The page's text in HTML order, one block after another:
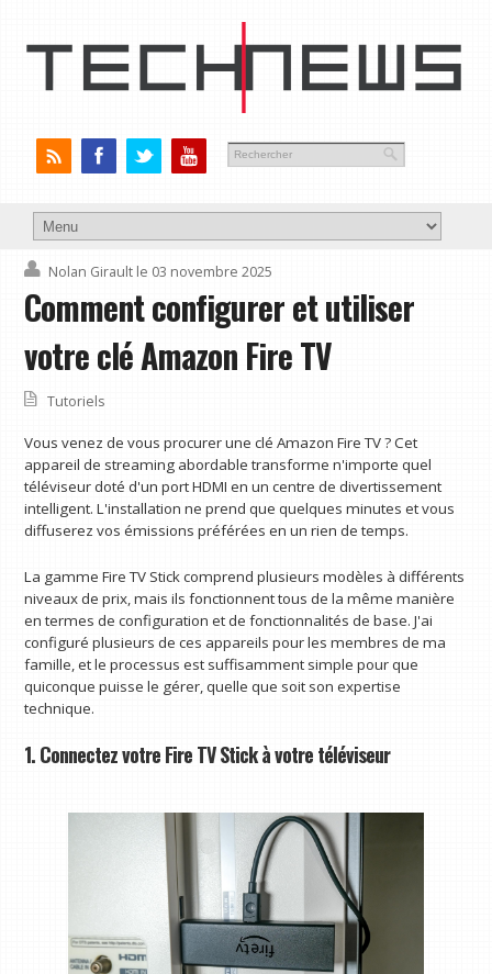
Nolan Girault le 03 novembre 2025
Comment configurer et utiliser
votre clé Amazon Fire TV
Tutoriels
Vous venez de vous procurer une clé Amazon Fire TV ? Cet
appareil de streaming abordable transforme n'importe quel
téléviseur doté d'un port HDMI en un centre de divertissement
intelligent. L'installation ne prend que quelques minutes et vous
diffuserez vos émissions préférées en un rien de temps.
La gamme Fire TV Stick comprend plusieurs modèles à différents
niveaux de prix, mais ils fonctionnent tous de la même manière
en termes de configuration et de fonctionnalités de base. J'ai
configuré plusieurs de ces appareils pour les membres de ma
famille, et le processus est suffisamment simple pour que
quiconque puisse le gérer, quelle que soit son expertise
technique.
1. Connectez votre Fire TV Stick à votre téléviseur